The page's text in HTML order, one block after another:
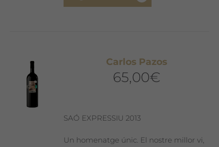
Carlos Pazos
65,00€
SAÓ EXPRESSIU 2013
Un homenatge únic. El nostre millor vi,